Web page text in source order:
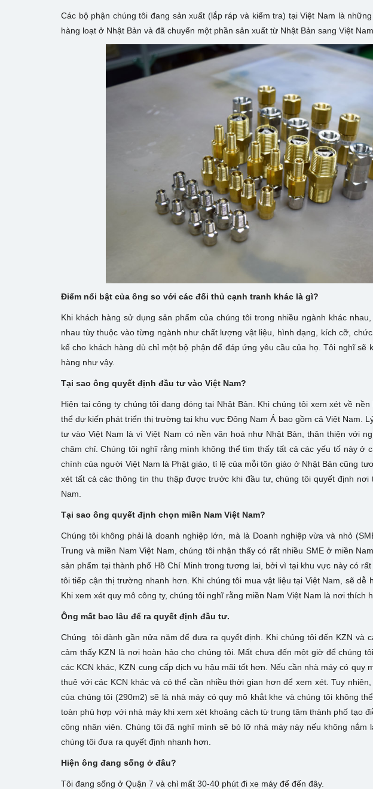
Các bộ phận chúng tôi đang sản xuất (lắp ráp và kiểm tra) tại Việt Nam là
hàng loạt ở Nhật Bản và đã chuyển một phần sản xuất từ Nhật Bản sang Việt Nam.
Điểm nổi bật của ông so với các đối thủ cạnh tranh khác là gì?
Khi khách hàng sử dụng sản phẩm của chúng tôi trong nhiều ngành khác
nhau tùy thuộc vào từng ngành như chất lượng vật liệu, hình dạng, kích cỡ,
kế cho khách hàng dù chỉ một bộ phận để đáp ứng yêu cầu của họ. Tôi nghĩ sẽ
hàng như vậy.
Tại sao ông quyết định đầu tư vào Việt Nam?
Hiện tại công ty chúng tôi đang đóng tại Nhật Bản. Khi chúng tôi xem xét về
thể dự kiến phát triển thị trường tại khu vực Đông Nam Á bao gồm cả Việt Nam.
tư vào Việt Nam là vì Việt Nam có nền văn hoá như Nhật Bản, thân thiện với
chăm chỉ. Chúng tôi nghĩ rằng mình không thể tìm thấy tất cả các yếu tố này ở
chính của người Việt Nam là Phật giáo, tỉ lệ của mỗi tôn giáo ở Nhật Bản cũng
xét tất cả các thông tin thu thập được trước khi đầu tư, chúng tôi quyết định nơi
Nam.
Tại sao ông quyết định chọn miền Nam Việt Nam?
Chúng tôi không phải là doanh nghiệp lớn, mà là Doanh nghiệp vừa và nhỏ
Trung và miền Nam Việt Nam, chúng tôi nhận thấy có rất nhiều SME ở miền
sản phẩm tại thành phố Hồ Chí Minh trong tương lai, bởi vì tại khu vực này có
tôi tiếp cận thị trường nhanh hơn. Khi chúng tôi mua vật liệu tại Việt Nam, sẽ dễ
Khi xem xét quy mô công ty, chúng tôi nghĩ rằng miền Nam Việt Nam là nơi thích
Ông mất bao lâu để ra quyết định đầu tư.
Chúng tôi dành gần nửa năm để đưa ra quyết định. Khi chúng tôi đến KZN và
cảm thấy KZN là nơi hoàn hảo cho chúng tôi. Mất chưa đến một giờ để chúng
các KCN khác, KZN cung cấp dịch vụ hậu mãi tốt hơn. Nếu cần nhà máy có quy
thuê với các KCN khác và có thể cần nhiều thời gian hơn để xem xét. Tuy
của chúng tôi (290m2) sẽ là nhà máy có quy mô khắt khe và chúng tôi không
toàn phù hợp với nhà máy khi xem xét khoảng cách từ trung tâm thành phố tạo
công nhân viên. Chúng tôi đã nghĩ mình sẽ bỏ lỡ nhà máy này nếu không
chúng tôi đưa ra quyết định nhanh hơn.
Hiện ông đang sống ở đâu?
Tôi đang sống ở Quận 7 và chỉ mất 30-40 phút đi xe máy để đến đây.